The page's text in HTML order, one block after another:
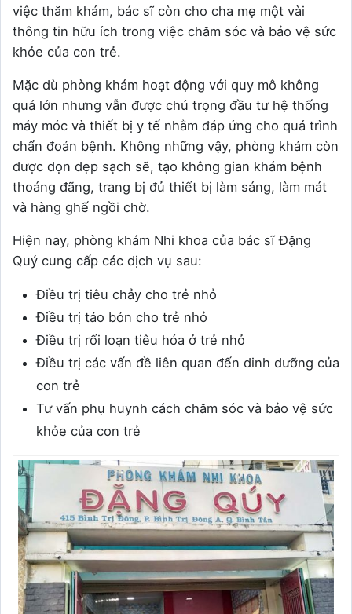
việc thăm khám, bác sĩ còn cho cha mẹ một vài
thông tin hữu ích trong việc chăm sóc và bảo vệ sức
khỏe của con trẻ.
Mặc dù phòng khám hoạt động với quy mô không
quá lớn nhưng vẫn được chú trọng đầu tư hệ thống
máy móc và thiết bị y tế nhằm đáp ứng cho quá trình
chẩn đoán bệnh. Không những vậy, phòng khám còn
được dọn dẹp sạch sẽ, tạo không gian khám bệnh
thoáng đãng, trang bị đủ thiết bị làm sáng, làm mát
và hàng ghế ngồi chờ.
Hiện nay, phòng khám Nhi khoa của bác sĩ Đặng
Quý cung cấp các dịch vụ sau:
Điều trị tiêu chảy cho trẻ nhỏ
Điều trị táo bón cho trẻ nhỏ
Điều trị rối loạn tiêu hóa ở trẻ nhỏ
Điều trị các vấn đề liên quan đến dinh dưỡng của
con trẻ
Tư vấn phụ huynh cách chăm sóc và bảo vệ sức
khỏe của con trẻ